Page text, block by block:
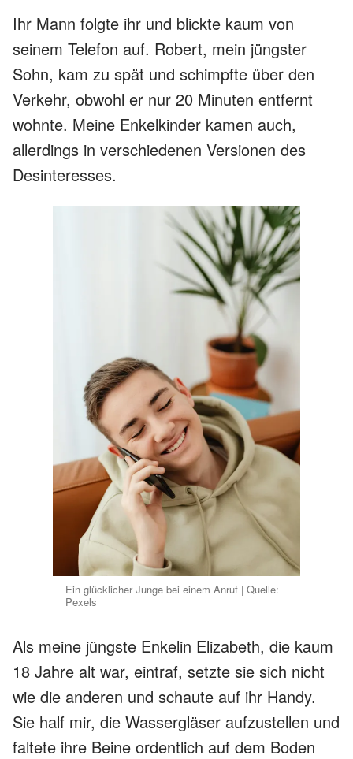
Ihr Mann folgte ihr und blickte kaum von
seinem Telefon auf. Robert, mein jüngster
Sohn, kam zu spät und schimpfte über den
Verkehr, obwohl er nur 20 Minuten entfernt
wohnte. Meine Enkelkinder kamen auch,
allerdings in verschiedenen Versionen des
Desinteresses.
Ein glücklicher Junge bei einem Anruf | Quelle:
Pexels
Als meine jüngste Enkelin Elizabeth, die kaum
18 Jahre alt war, eintraf, setzte sie sich nicht
wie die anderen und schaute auf ihr Handy.
Sie half mir, die Wassergläser aufzustellen und
faltete ihre Beine ordentlich auf dem Boden